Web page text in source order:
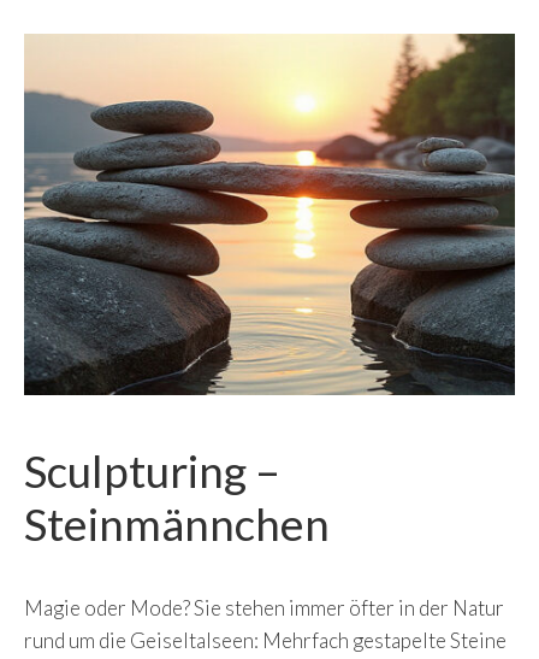
Sculpturing –
Steinmännchen
Magie oder Mode? Sie stehen immer öfter in der Natur
rund um die Geiseltalseen: Mehrfach gestapelte Steine